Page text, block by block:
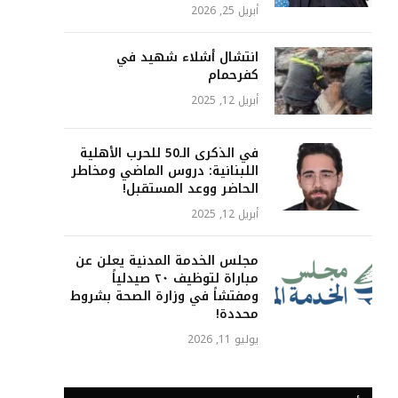
أبريل 25, 2026
انتشال أشلاء شهيد في
كفرحمام
أبريل 12, 2025
في الذكرى الـ50 للحرب الأهلية
اللبنانية: دروس الماضي ومخاطر
الحاضر ووعد المستقبل!
أبريل 12, 2025
مجلس الخدمة المدنية يعلن عن
مباراة لتوظيف ٢٠ صيدلياً
ومفتشاً في وزارة الصحة بشروط
محددة!
يوليو 11, 2026